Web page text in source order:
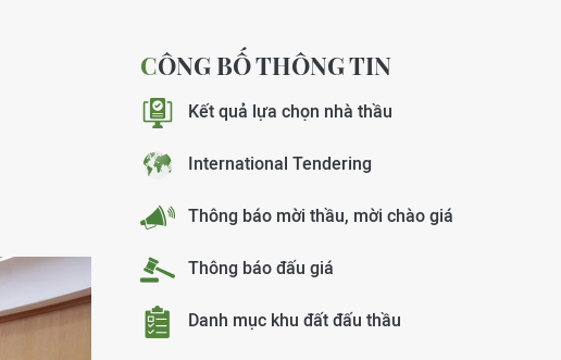
CÔNG BỐ THÔNG TIN
Kết quả lựa chọn nhà thầu
International Tendering
Thông báo mời thầu, mời chào giá
Thông báo đấu giá
Danh mục khu đất đấu thầu